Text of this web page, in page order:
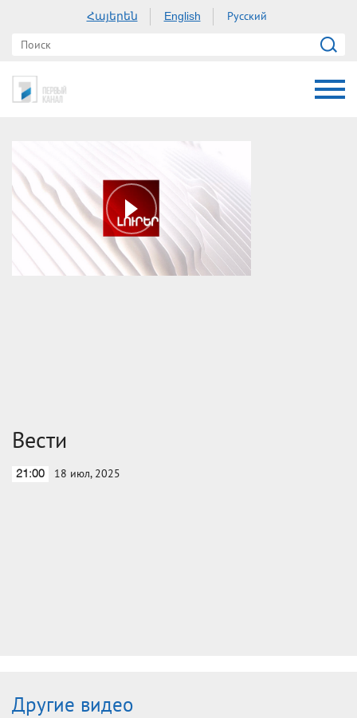
Հայերեն English Русский
Вести
21:00 18 июл, 2025
Другие видео